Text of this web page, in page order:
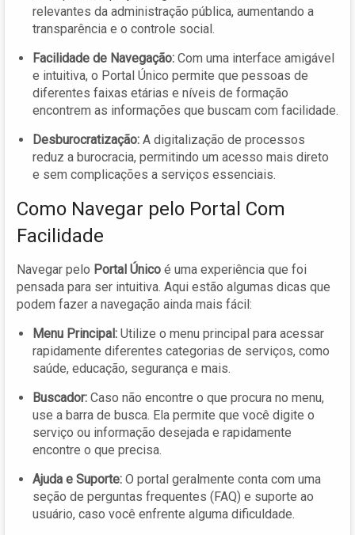
relevantes da administração pública, aumentando a
transparência e o controle social.
Facilidade de Navegação: Com uma interface amigável
e intuitiva, o Portal Único permite que pessoas de
diferentes faixas etárias e níveis de formação
encontrem as informações que buscam com facilidade.
Desburocratização: A digitalização de processos
reduz a burocracia, permitindo um acesso mais direto
e sem complicações a serviços essenciais.
Como Navegar pelo Portal Com
Facilidade
Navegar pelo Portal Único é uma experiência que foi
pensada para ser intuitiva. Aqui estão algumas dicas que
podem fazer a navegação ainda mais fácil:
Menu Principal: Utilize o menu principal para acessar
rapidamente diferentes categorias de serviços, como
saúde, educação, segurança e mais.
Buscador: Caso não encontre o que procura no menu,
use a barra de busca. Ela permite que você digite o
serviço ou informação desejada e rapidamente
encontre o que precisa.
Ajuda e Suporte: O portal geralmente conta com uma
seção de perguntas frequentes (FAQ) e suporte ao
usuário, caso você enfrente alguma dificuldade.